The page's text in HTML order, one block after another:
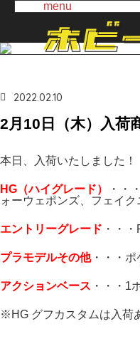
menu
2022.02.10
2月10日（木）入荷
本日、入荷いたしました！
HG（ハイグレード）
・・
ォーウェポンズ、フェイ
エントリーグレード ・・
プラモデルその他・・・ポ
アクションベース ・・・1
※HG グフカスタムは入荷